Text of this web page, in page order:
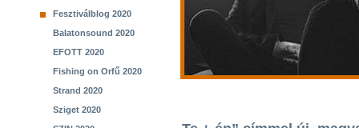
Fesztiválblog 2020
Balatonsound 2020
EFOTT 2020
Fishing on Orfű 2020
Strand 2020
Sziget 2020